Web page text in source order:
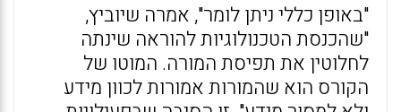
"באופן כללי ניתן לומר", אמרה שיוביץ,
"שהכנסת הטכנולוגיות להוראה שינתה
לחלוטין את תפיסת המורה. המוטו של
הקורס הוא שהמורות אמורות לכוון מידע